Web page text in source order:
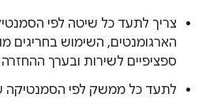
צריך לתעד כל שיטה לפי
הארגומנטים, השימוש בחריגים
ספציפיים לשירות ובערך
לתעד כל ממשק לפי הסמנטיקה